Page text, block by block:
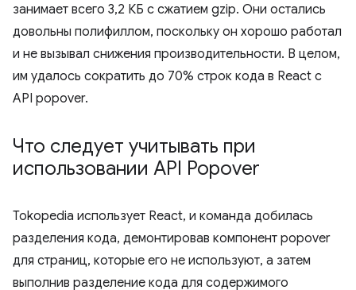
занимает всего 3,2 КБ с сжатием gzip. Они остались
довольны полифиллом, поскольку он хорошо работал
и не вызывал снижения производительности. В целом,
им удалось сократить до 70% строк кода в React с
API popover.
Что следует учитывать при
использовании API Popover
Tokopedia использует React, и команда добилась
разделения кода, демонтировав компонент popover
для страниц, которые его не используют, а затем
выполнив разделение кода для содержимого